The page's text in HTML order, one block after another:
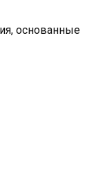
основанные